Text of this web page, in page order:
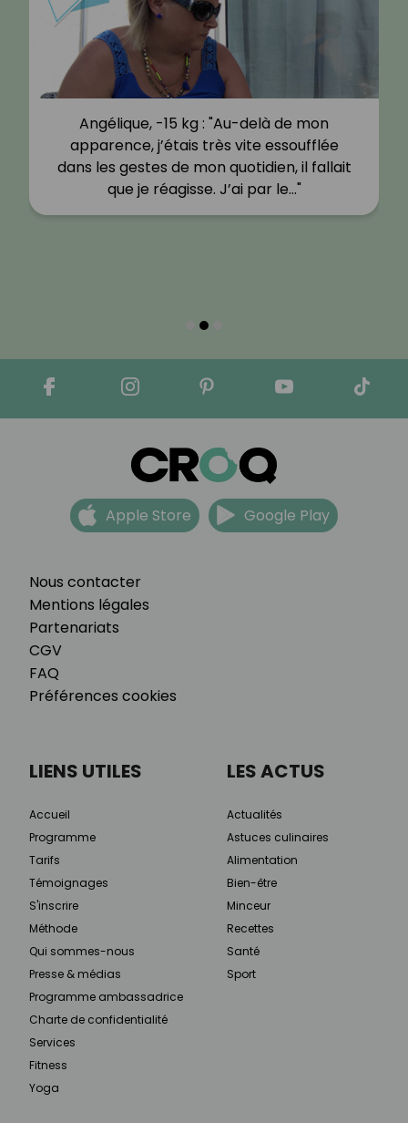
Angélique, -15 kg : "Au-delà de mon
apparence, j’étais très vite essoufflée
dans les gestes de mon quotidien, il fallait
que je réagisse. J’ai par le…"
Nous contacter
Mentions légales
Partenariats
CGV
FAQ
Préférences cookies
Apple Store Google Play
LIENS UTILES
Accueil
Programme
Tarifs
Témoignages
S'inscrire
Méthode
Qui sommes-nous
Presse & médias
Programme ambassadrice
Charte de confidentialité
Services
Fitness
Yoga
LES ACTUS
Actualités
Astuces culinaires
Alimentation
Bien-être
Minceur
Recettes
Santé
Sport